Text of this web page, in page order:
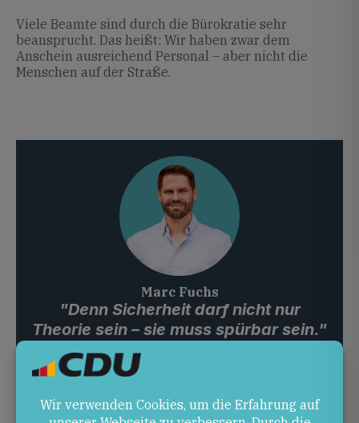
Viele Beamte sind durch die Bürokratie sehr
beansprucht. Das heißt: Wir haben zwar dem
Anschein ausreichend Personal – aber nicht die
Menschen auf der Straße.
Marc Fuchs
"Denn Sicherheit darf nicht nur
Theorie sein – sie muss spürbar sein."
Als Angehöriger der Polizei sehe ich das jeden
Tag. Deshalb kämpfe ich dafür, dass der
Verwaltungsapparat verschlankt wird und